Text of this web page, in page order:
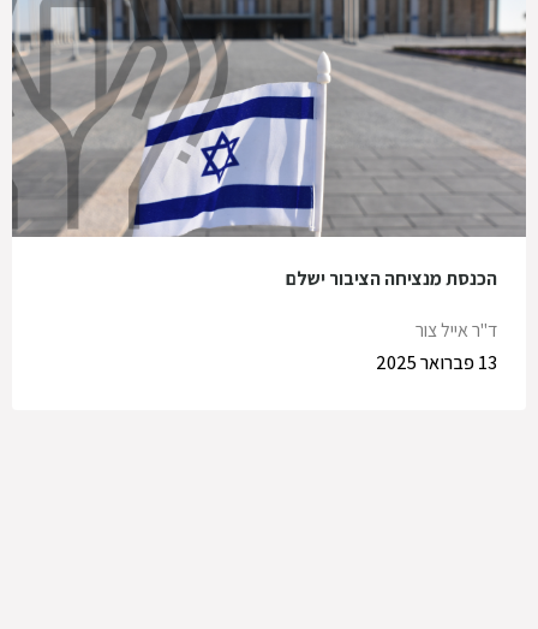
הכנסת מנציחה הציבור ישלם
ד"ר אייל צור
13 פברואר 2025